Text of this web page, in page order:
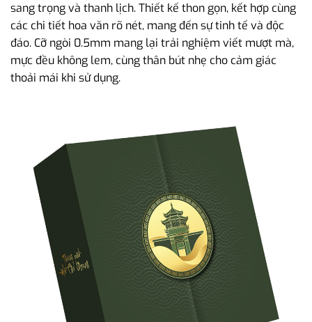
sang trọng và thanh lịch. Thiết kế thon gọn, kết hợp cùng
các chi tiết hoa văn rõ nét, mang đến sự tinh tế và độc
đáo. Cỡ ngòi 0.5mm mang lại trải nghiệm viết mượt mà,
mực đều không lem, cùng thân bút nhẹ cho cảm giác
thoải mái khi sử dụng.